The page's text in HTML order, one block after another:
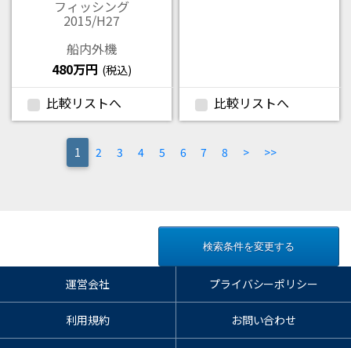
フィッシング
2015/H27
船内外機
480万円 (税込)
比較リストへ 比較リストへ
(current)
1 2 3 4 5 6 7 8 > >>
検索条件を変更する
運営会社 プライバシーポリシー
利用規約 お問い合わせ